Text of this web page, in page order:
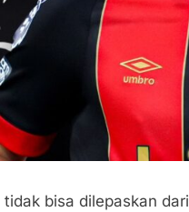
bisa dilepaskan